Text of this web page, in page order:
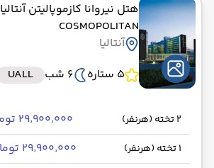
هتل نیروانا کازموپالیتن آنتالیا
COSMOPOLITAN
آنتالیا
5 ستاره
6 شب UALL
2 تخته (هرنفر) ۲۹٬۹۰۰٬۰۰۰ تومان + ۱٬۴۶۲ دلار
1 تخته (هرنفر) ۲۹٬۹۰۰٬۰۰۰ تومان + ۲٬۸۴۹ دلار